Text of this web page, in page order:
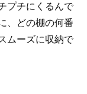
プチにくるんで
、どの棚の何番
ムーズに収納で